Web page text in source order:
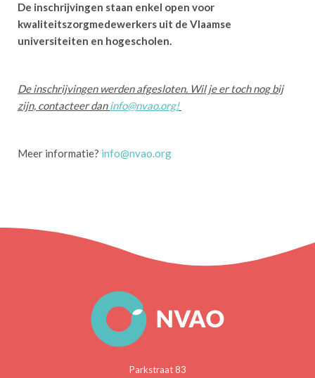
De inschrijvingen staan enkel open voor
kwaliteitszorgmedewerkers uit de Vlaamse
universiteiten en hogescholen.
De inschrijvingen werden afgesloten. Wil je er toch nog bij
zijn, contacteer daninfo@nvao.org!
Meer informatie? info@nvao.org
Parkstraat 83